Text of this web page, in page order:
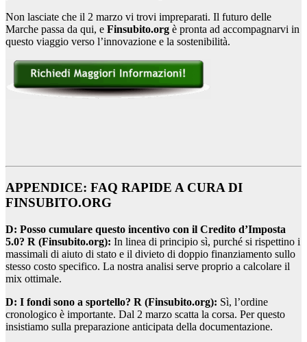
Non lasciate che il 2 marzo vi trovi impreparati. Il futuro delle
Marche passa da qui, e Finsubito.org è pronta ad accompagnarvi in
questo viaggio verso l’innovazione e la sostenibilità.
APPENDICE: FAQ RAPIDE A CURA DI
FINSUBITO.ORG
D: Posso cumulare questo incentivo con il Credito d’Imposta
5.0? R (Finsubito.org): In linea di principio sì, purché si rispettino i
massimali di aiuto di stato e il divieto di doppio finanziamento sullo
stesso costo specifico. La nostra analisi serve proprio a calcolare il
mix ottimale.
D: I fondi sono a sportello? R (Finsubito.org): Sì, l’ordine
cronologico è importante. Dal 2 marzo scatta la corsa. Per questo
insistiamo sulla preparazione anticipata della documentazione.